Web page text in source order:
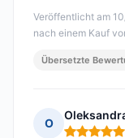
Veröffentlicht am
nach einem Kauf
Übersetzte
O